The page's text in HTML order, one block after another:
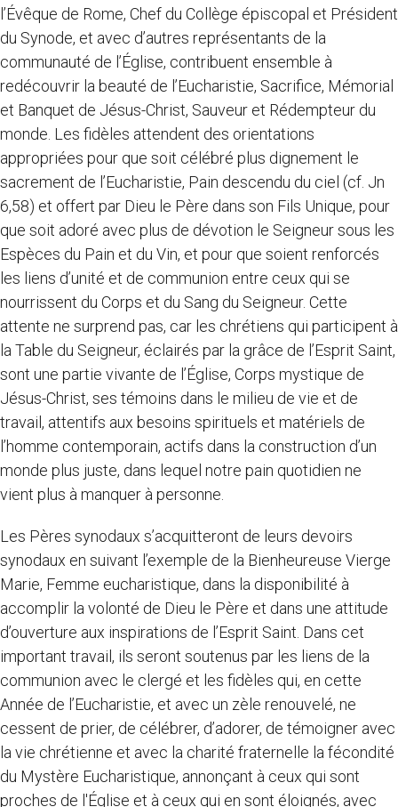
l’Évêque de Rome, Chef du Collège épiscopal et Président
du Synode, et avec d’autres représentants de la
communauté de l’Église, contribuent ensemble à
redécouvrir la beauté de l’Eucharistie, Sacrifice, Mémorial
et Banquet de Jésus-Christ, Sauveur et Rédempteur du
monde. Les fidèles attendent des orientations
appropriées pour que soit célébré plus dignement le
sacrement de l’Eucharistie, Pain descendu du ciel (cf. Jn
6,58) et offert par Dieu le Père dans son Fils Unique, pour
que soit adoré avec plus de dévotion le Seigneur sous les
Espèces du Pain et du Vin, et pour que soient renforcés
les liens d’unité et de communion entre ceux qui se
nourrissent du Corps et du Sang du Seigneur. Cette
attente ne surprend pas, car les chrétiens qui participent à
la Table du Seigneur, éclairés par la grâce de l’Esprit Saint,
sont une partie vivante de l’Église, Corps mystique de
Jésus-Christ, ses témoins dans le milieu de vie et de
travail, attentifs aux besoins spirituels et matériels de
l’homme contemporain, actifs dans la construction d’un
monde plus juste, dans lequel notre pain quotidien ne
vient plus à manquer à personne.
Les Pères synodaux s’acquitteront de leurs devoirs
synodaux en suivant l’exemple de la Bienheureuse Vierge
Marie, Femme eucharistique, dans la disponibilité à
accomplir la volonté de Dieu le Père et dans une attitude
d’ouverture aux inspirations de l’Esprit Saint. Dans cet
important travail, ils seront soutenus par les liens de la
communion avec le clergé et les fidèles qui, en cette
Année de l’Eucharistie, et avec un zèle renouvelé, ne
cessent de prier, de célébrer, d’adorer, de témoigner avec
la vie chrétienne et avec la charité fraternelle la fécondité
du Mystère Eucharistique, annonçant à ceux qui sont
proches de l'Église et à ceux qui en sont éloignés, avec